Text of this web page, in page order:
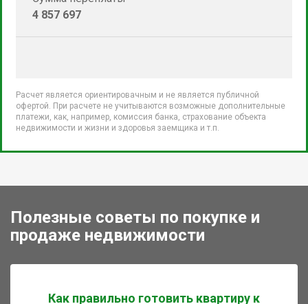
4 857 697
Расчет является ориентировачным и не является публичной
офертой. При расчете не учитываются возможные дополнительные
платежи, как, например, комиссия банка, страхование объекта
недвижимости и жизни и здоровья заемщика и т.п.
Полезные советы по покупке и
продаже недвижимости
Как правильно готовить квартиру к